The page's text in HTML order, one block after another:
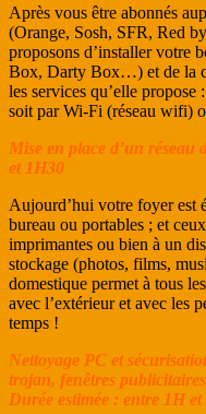
Après vous être abonnés
(Orange, Sosh, SFR, Red
proposons d’installer votre
Box, Darty Box…) et de la
les services qu’elle
soit par Wi-Fi (réseau wifi)
Mise en place d’un réseau
et 1H30
Aujourd’hui votre foyer est
bureau ou portables ; et
imprimantes ou bien à un
stockage (photos, films,
domestique permet à tous
avec l’extérieur et avec les
temps !
Nettoyage PC et
trojan, fenêtres
Durée estimée : entre 1H